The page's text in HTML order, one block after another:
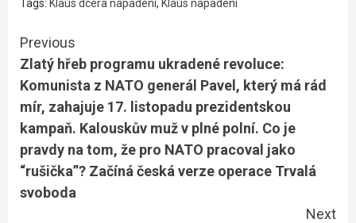
Tags: Klaus dcera napadení, Klaus napadení
Continue
Reading
Previous
Zlatý hřeb programu ukradené revoluce:
Komunista z NATO generál Pavel, který má rád
mír, zahajuje 17. listopadu prezidentskou
kampaň. Kalouskův muž v plné polní. Co je
pravdy na tom, že pro NATO pracoval jako
“rušička”? Začíná česká verze operace Trvalá
svoboda
Next